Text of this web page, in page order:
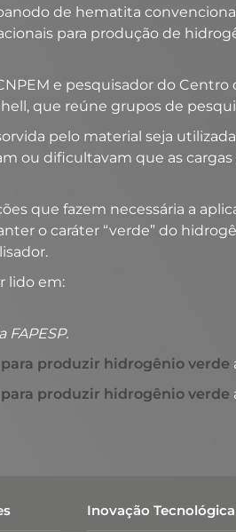
de hematita
para produção de
e pesquisador do
que reúne grupos de
pelo material seja
ou dificultavam que as
que fazem necessária a
o caráter “verde” do
lido em:
produzir hidrogênio verde
produzir hidrogênio verde
Inovação Tecnológica